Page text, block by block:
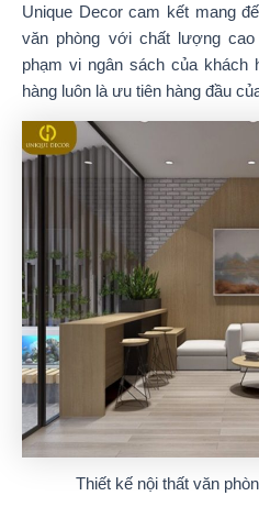
Unique Decor cam kết mang
văn phòng với chất lượng
phạm vi ngân sách của khách
hàng luôn là ưu tiên hàng đầu
Thiết kế nội thất văn